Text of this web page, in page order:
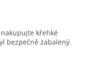
křehké
bezpečně zabalený.